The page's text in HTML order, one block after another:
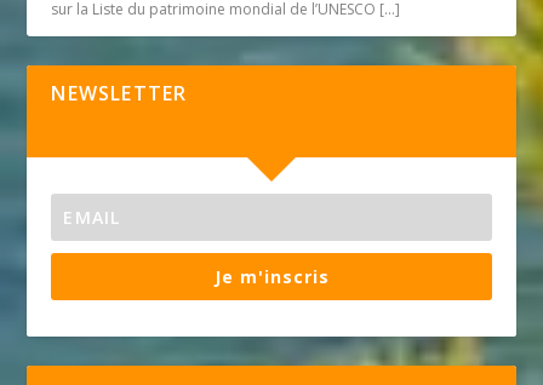
sur la Liste du patrimoine mondial de l’UNESCO […]
NEWSLETTER
Je m'inscris